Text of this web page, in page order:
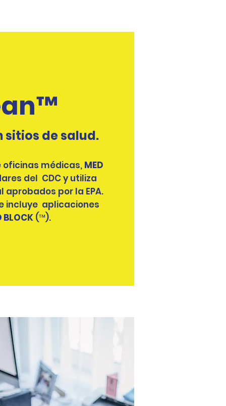
sitios de salud.
oficinas médicas, MED
del CDC y utiliza
por la EPA.
incluye aplicaciones
BLOCK (™️).